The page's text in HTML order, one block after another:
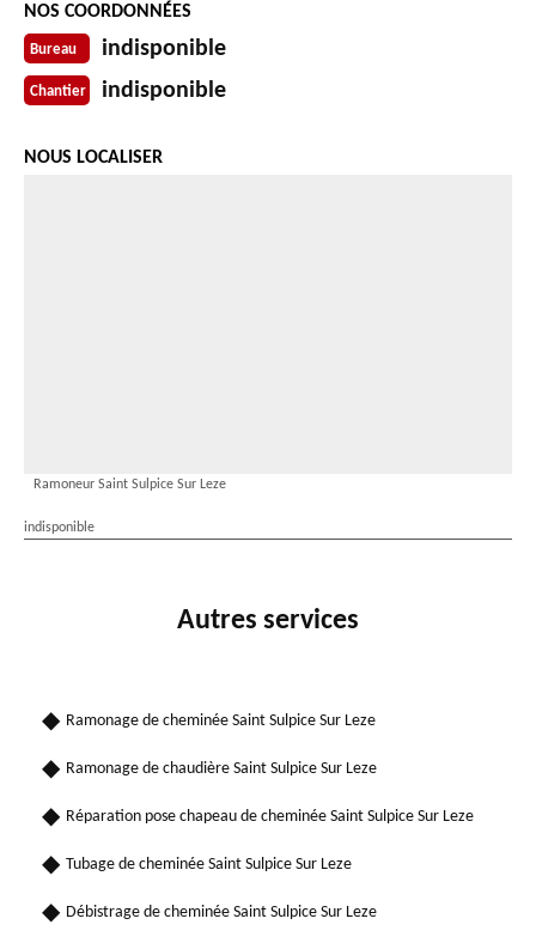
NOS COORDONNÉES
Bureau indisponible
Chantier indisponible
NOUS LOCALISER
Ramoneur Saint Sulpice Sur Leze
indisponible
Autres services
Ramonage de cheminée Saint Sulpice Sur Leze
Ramonage de chaudière Saint Sulpice Sur Leze
Réparation pose chapeau de cheminée Saint Sulpice Sur Leze
Tubage de cheminée Saint Sulpice Sur Leze
Débistrage de cheminée Saint Sulpice Sur Leze